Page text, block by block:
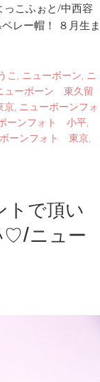
こふぉと/中西容
レー帽！ ８月生ま
こ , ニューボーン, ニ
ューボーン 東久留
京, ニューボーンフォ
ーンフォト 小平,
ーンフォト 東京,
トで頂い
♡/ニュー